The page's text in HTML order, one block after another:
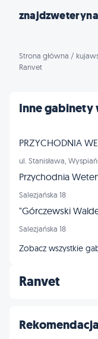
Strona główna /
Ranvet
Ranvet
Inne gabinety
ul. Stanisława,
Salezjańska 18
Salezjańska 18
Zobacz wszystkie
Rekomendacja